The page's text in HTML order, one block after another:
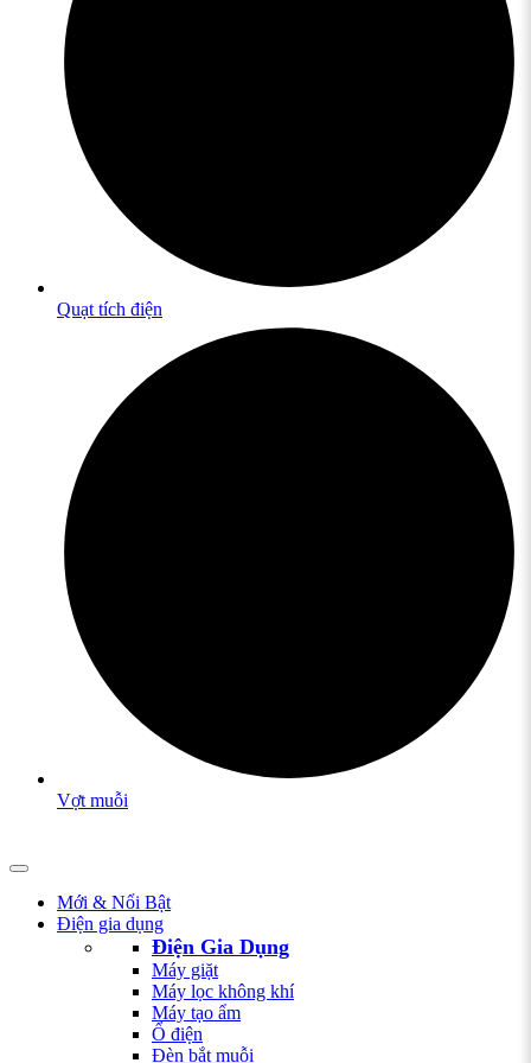
Quạt tích điện
Vợt muỗi
Mới & Nổi Bật
Điện gia dụng
Điện Gia Dụng
Máy giặt
Máy lọc không khí
Máy tạo ẩm
Ổ điện
Đèn bắt muỗi